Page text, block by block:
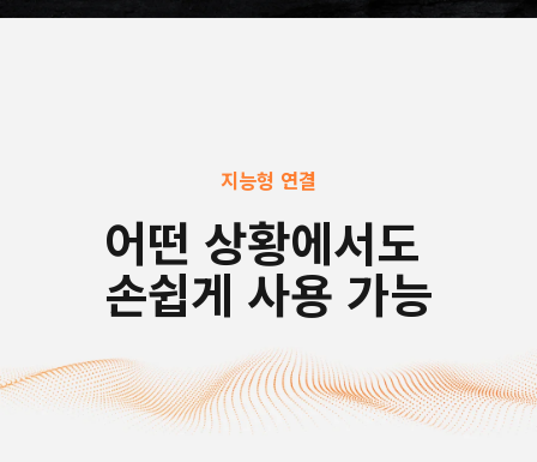
지능형 연결
어떤 상황에서도
손쉽게 사용 가능